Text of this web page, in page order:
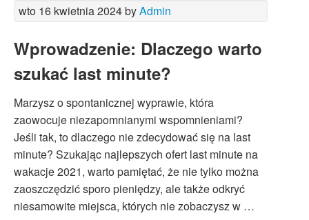
wto 16 kwietnia 2024 byAdmin
Wprowadzenie: Dlaczego warto
szukać last minute?
Marzysz o spontanicznej wyprawie, która
zaowocuje niezapomnianymi wspomnieniami?
Jeśli tak, to dlaczego nie zdecydować się na last
minute? Szukając najlepszych ofert last minute na
wakacje 2021, warto pamiętać, że nie tylko można
zaoszczędzić sporo pieniędzy, ale także odkryć
niesamowite miejsca, których nie zobaczysz w …